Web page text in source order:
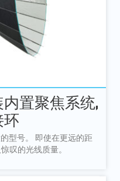
置聚焦系统,
环
型号。 即使在更远的距
叹的光线质量。